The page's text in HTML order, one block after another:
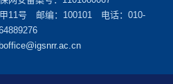
11号 邮编：100101 电话：010-